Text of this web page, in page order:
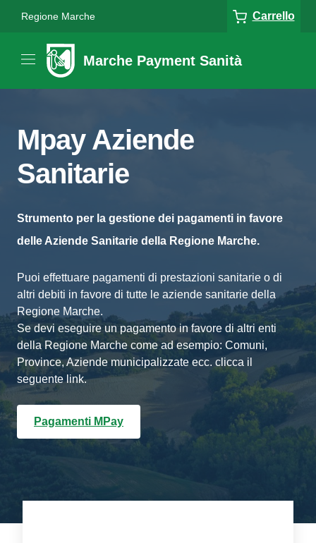
Regione Marche Carrello
Marche Payment Sanità
Mpay Aziende
Sanitarie
Strumento per la gestione dei pagamenti in favore
delle Aziende Sanitarie della Regione Marche.
Puoi effettuare pagamenti di prestazioni sanitarie o di
altri debiti in favore di tutte le aziende sanitarie della
Regione Marche.
Se devi eseguire un pagamento in favore di altri enti
della Regione Marche come ad esempio: Comuni,
Province, Aziende municipalizzate ecc. clicca il
seguente link.
Pagamenti MPay